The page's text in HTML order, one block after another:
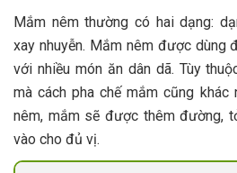
Mắm nêm thường có hai dạng:
xay nhuyễn. Mắm nêm được dùng
với nhiều món ăn dân dã. Tùy
mà cách pha chế mắm cũng khác
nêm, mắm sẽ được thêm đường,
vào cho đủ vị.